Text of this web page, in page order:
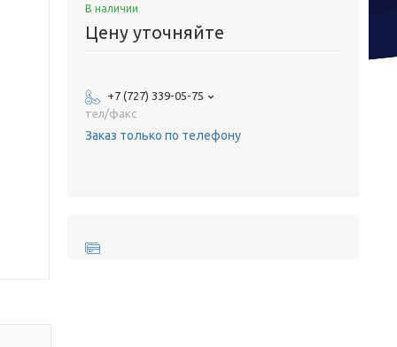
В наличии
Цену уточняйте
+7 (727) 339-05-75
тел/факс
Заказ только по телефону